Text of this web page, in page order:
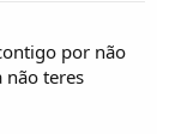
por não
não teres